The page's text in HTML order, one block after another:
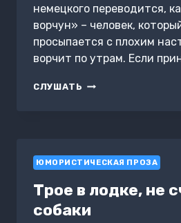
немецкого переводится,
ворчун» – человек,
просыпается с плохим
ворчит по утрам. Если
СЛУШАТЬ МОРГЕНМУФФЕЛЬ
ЮМОРИСТИЧЕСКАЯ ПРОЗА
Трое в лодке, не
собаки